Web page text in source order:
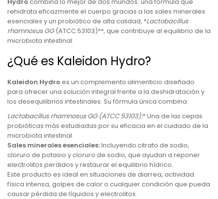
rehidrata eficazmente el cuerpo gracias a las sales minerales
esenciales y un probiótico de alta calidad, *Lactobacillus
rhamnosus GG(ATCC 53103)**, que contribuye al equilibrio de la
microbiota intestinal.
¿Qué es Kaleidon Hydro?
Kaleidon Hydro es un complemento alimenticio diseñado
para ofrecer una solución integral frente a la deshidratación y
los desequilibrios intestinales. Su fórmula única combina:
Lactobacillus rhamnosus GG(ATCC 53103):* Una de las cepas
probióticas más estudiadas por su eficacia en el cuidado de la
microbiota intestinal.
Sales minerales esenciales:Incluyendo citrato de sodio,
cloruro de potasio y cloruro de sodio, que ayudan a reponer
electrolitos perdidos y restaurar el equilibrio hídrico.
Este producto es ideal en situaciones de diarrea, actividad
física intensa, golpes de calor o cualquier condición que pueda
causar pérdida de líquidos y electrolitos.